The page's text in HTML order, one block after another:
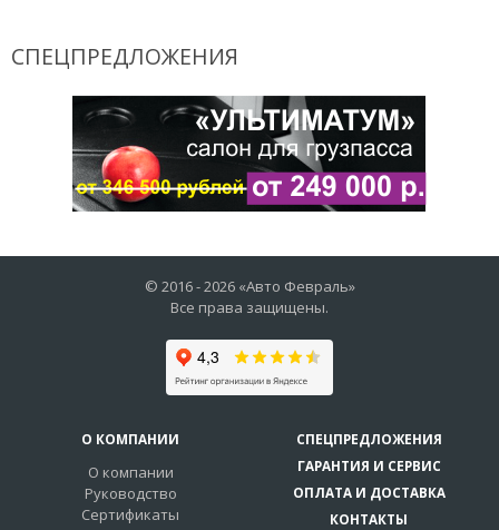
СПЕЦПРЕДЛОЖЕНИЯ
© 2016 -2026 «Авто Февраль»
Все права защищены.
О КОМПАНИИ
О компании
Руководство
Сертификаты
СПЕЦПРЕДЛОЖЕНИЯ
ГАРАНТИЯ И СЕРВИС
ОПЛАТА И ДОСТАВКА
КОНТАКТЫ